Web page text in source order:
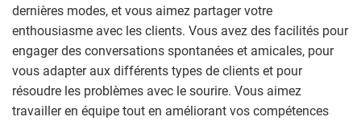
dernières modes, et vous aimez partager votre
enthousiasme avec les clients. Vous avez des facilités pour
engager des conversations spontanées et amicales, pour
vous adapter aux différents types de clients et pour
résoudre les problèmes avec le sourire. Vous aimez
travailler en équipe tout en améliorant vos compétences